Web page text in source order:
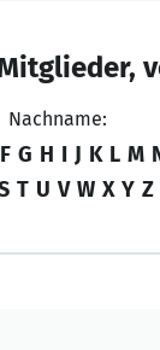
Nachname:
F G H I J K L M
T U V W X Y Z